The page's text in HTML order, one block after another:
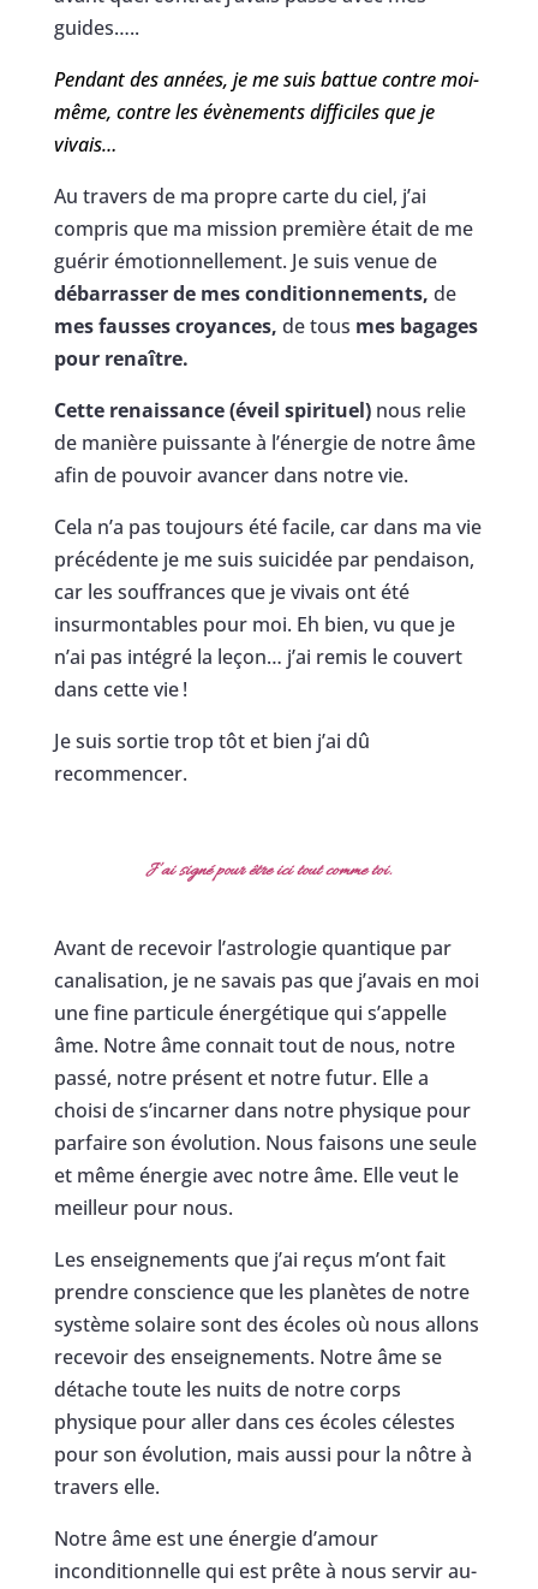
guides…..
Pendant des années, je me suis battue contre moi-
même, contre les évènements difficiles que je
vivais…
Au travers de ma propre carte du ciel, j’ai
compris que ma mission première était de me
guérir émotionnellement. Je suis venue de
débarrasser de mes conditionnements, de
mes fausses croyances, de tous mes bagages
pour renaître.
Cette renaissance (éveil spirituel)nous relie
de manière puissante à l’énergie de notre âme
afin de pouvoir avancer dans notre vie.
Cela n’a pas toujours été facile, car dans ma vie
précédente je me suis suicidée par pendaison,
car les souffrances que je vivais ont été
insurmontables pour moi. Eh bien, vu que je
n’ai pas intégré la leçon… j’ai remis le couvert
dans cette vie !
Je suis sortie trop tôt et bien j’ai dû
recommencer.
J’ai signé pour être ici tout comme toi.
Avant de recevoir l’astrologie quantique par
canalisation, je ne savais pas que j’avais en moi
une fine particule énergétique qui s’appelle
âme. Notre âme connait tout de nous, notre
passé, notre présent et notre futur. Elle a
choisi de s’incarner dans notre physique pour
parfaire son évolution. Nous faisons une seule
et même énergie avec notre âme. Elle veut le
meilleur pour nous.
Les enseignements que j’ai reçus m’ont fait
prendre conscience que les planètes de notre
système solaire sont des écoles où nous allons
recevoir des enseignements. Notre âme se
détache toute les nuits de notre corps
physique pour aller dans ces écoles célestes
pour son évolution, mais aussi pour la nôtre à
travers elle.
Notre âme est une énergie d’amour
inconditionnelle qui est prête à nous servir au-